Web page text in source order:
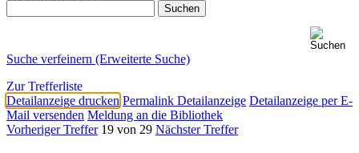
Suche verfeinern (Erweiterte Suche)
Zur Trefferliste
Detailanzeige drucken Permalink Detailanzeige Detailanzeige per E-
Mail versenden Meldung an die Bibliothek
Vorheriger Treffer 19 von 29 Nächster Treffer